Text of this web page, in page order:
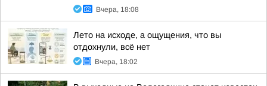
Вчера, 18:08
Лето на исходе, а ощущения, что вы
отдохнули, всё нет
Вчера, 18:02